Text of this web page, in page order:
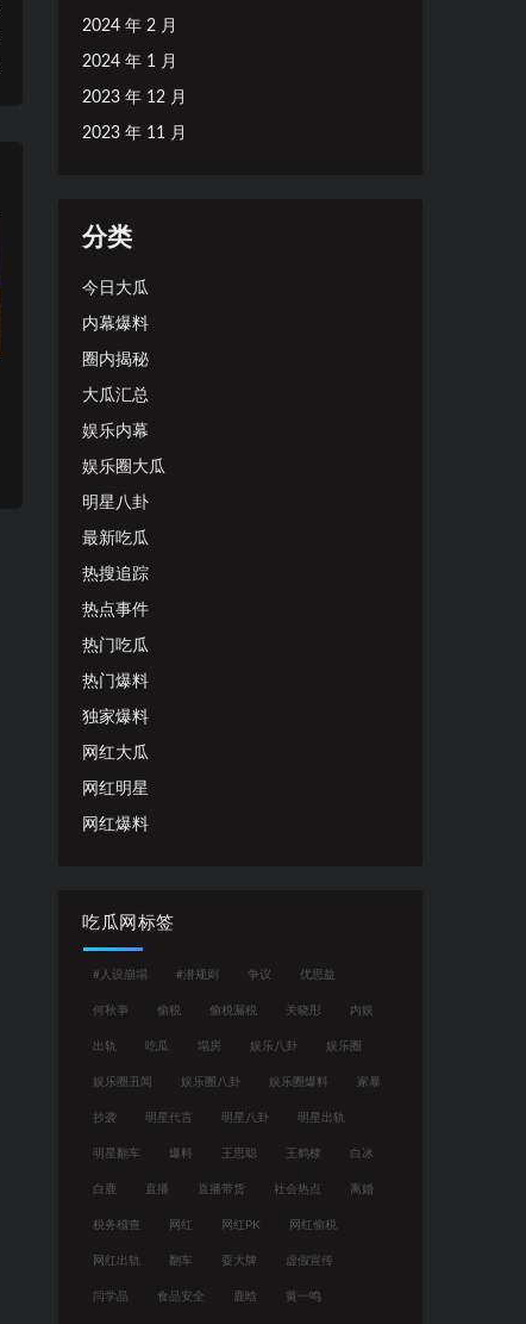
2024 年 2 月
2024 年 1 月
2023 年 12 月
2023 年 11 月
分类
今日大瓜
内幕爆料
圈内揭秘
大瓜汇总
娱乐内幕
娱乐圈大瓜
明星八卦
最新吃瓜
热搜追踪
热点事件
热门吃瓜
热门爆料
独家爆料
网红大瓜
网红明星
网红爆料
吃瓜网标签
#人设崩塌 #潜规则 争议 优思益
何秋亊 偷税 偷税漏税 关晓彤 内娱
出轨 吃瓜 塌房 娱乐八卦 娱乐圈
娱乐圈丑闻 娱乐圈八卦 娱乐圈爆料 家暴
抄袭 明星代言 明星八卦 明星出轨
明星翻车 爆料 王思聪 王鹤棣 白冰
白鹿 直播 直播带货 社会热点 离婚
税务稽查 网红 网红PK 网红偷税
网红出轨 翻车 耍大牌 虚假宣传
闫学晶 食品安全 鹿晗 黄一鸣